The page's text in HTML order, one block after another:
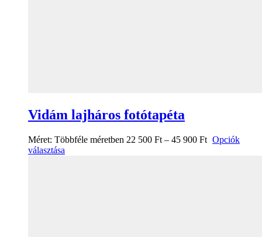
Vidám lajháros fotótapéta
Méret: Többféle méretben 22 500 Ft – 45 900 Ft Opciók
választása